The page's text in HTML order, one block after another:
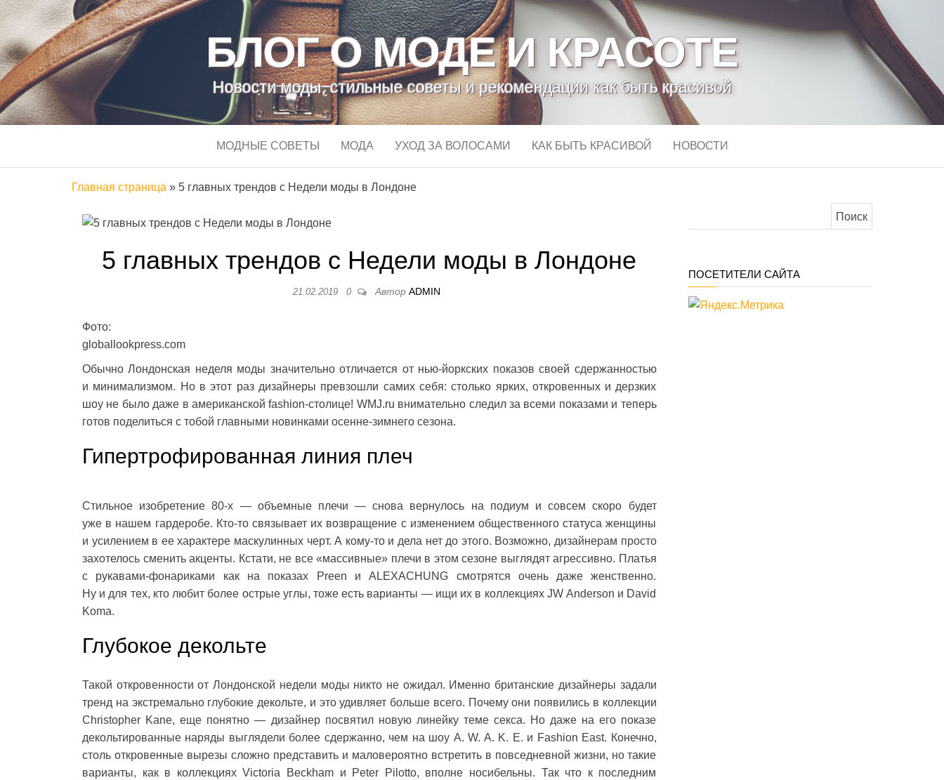
БЛОГ О МОДЕ И КРАСОТЕ
Новости моды, стильные советы и рекомендации как быть красивой
МОДНЫЕ СОВЕТЫ МОДА УХОД ЗА ВОЛОСАМИ КАК БЫТЬ КРАСИВОЙ НОВОСТИ
Главная страница » 5 главных трендов с Недели моды в Лондоне
5 главных трендов с Недели моды в Лондоне
21.02.2019 0 Автор ADMIN
Фото:
globallookpress.com
Обычно Лондонская неделя моды значительно отличается от нью-йоркских показов своей сдержанностью
и минимализмом. Но в этот раз дизайнеры превзошли самих себя: столько ярких, откровенных и дерзких
шоу не было даже в американской fashion-столице! WMJ.ru внимательно следил за всеми показами и теперь
готов поделиться с тобой главными новинками осенне-зимнего сезона.
Гипертрофированная линия плеч
Стильное изобретение 80-х — объемные плечи — снова вернулось на подиум и совсем скоро будет
уже в нашем гардеробе. Кто-то связывает их возвращение с изменением общественного статуса женщины
и усилением в ее характере маскулинных черт. А кому-то и дела нет до этого. Возможно, дизайнерам просто
захотелось сменить акценты. Кстати, не все «массивные» плечи в этом сезоне выглядят агрессивно. Платья
с рукавами-фонариками как на показах Preen и ALEXACHUNG смотрятся очень даже женственно.
Ну и для тех, кто любит более острые углы, тоже есть варианты — ищи их в коллекциях JW Anderson и David
Koma.
Глубокое декольте
Такой откровенности от Лондонской недели моды никто не ожидал. Именно британские дизайнеры задали
тренд на экстремально глубокие декольте, и это удивляет больше всего. Почему они появились в коллекции
Christopher Kane, еще понятно — дизайнер посвятил новую линейку теме секса. Но даже на его показе
декольтированные наряды выглядели более сдержанно, чем на шоу A. W. A. K. E. и Fashion East. Конечно,
столь откровенные вырезы сложно представить и маловероятно встретить в повседневной жизни, но такие
варианты, как в коллекциях Victoria Beckham и Peter Pilоttо, вполне носибельны. Так что к последним
ПОСЕТИТЕЛИ САЙТА